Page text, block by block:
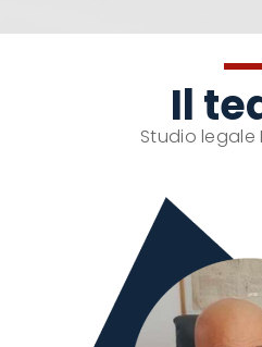
Il
Studio legale